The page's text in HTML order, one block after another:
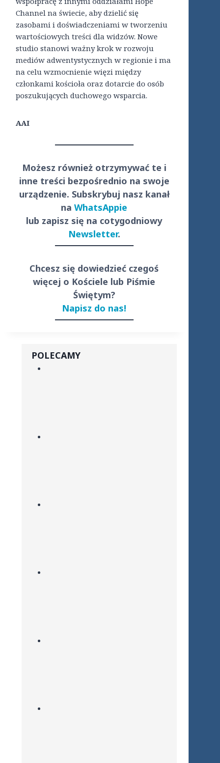
Channel na świecie, aby dzielić się
zasobami i doświadczeniami w tworzeniu
wartościowych treści dla widzów. Nowe
studio stanowi ważny krok w rozwoju
mediów adwentystycznych w regionie i ma
na celu wzmocnienie więzi między
członkami kościoła oraz dotarcie do osób
poszukujących duchowego wsparcia.
AAI
Możesz również otrzymywać te i
inne treści bezpośrednio na swoje
urządzenie. Subskrybuj nasz kanał
naWhatsAppie
lub zapisz się na cotygodniowy
Newsletter.
Chcesz się dowiedzieć czegoś
więcej o Kościele lub Piśmie
Świętym?
Napisz do nas!
POLECAMY